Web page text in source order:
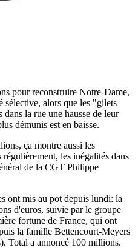
pour reconstruire Notre-Dame,
sélective, alors que les "gilets
la rue une hausse de leur
démunis est en baisse.
ça montre aussi les
les inégalités dans
de la CGT Philippe
ont mis au pot depuis lundi: la
d'euros, suivie par le groupe
fortune de France, qui ont
la famille Bettencourt-Meyers
Total a annoncé 100 millions.